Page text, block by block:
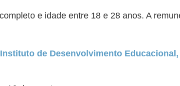
e idade entre 18 e 28 anos. A
de Desenvolvimento